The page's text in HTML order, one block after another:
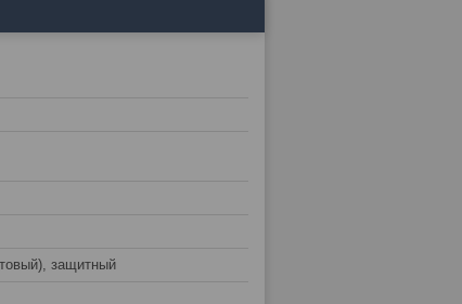
защитный